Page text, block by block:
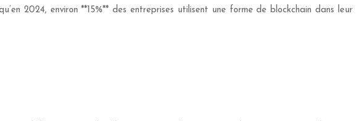
2024, environ **15%** des entreprises utilisent une forme de blockchain dans leur